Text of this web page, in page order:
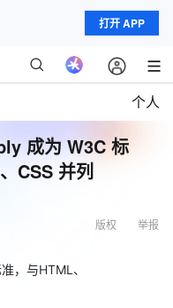
打开 APP
个人
成为 W3C 标
CSS 并列
举报
版权
，与HTML、